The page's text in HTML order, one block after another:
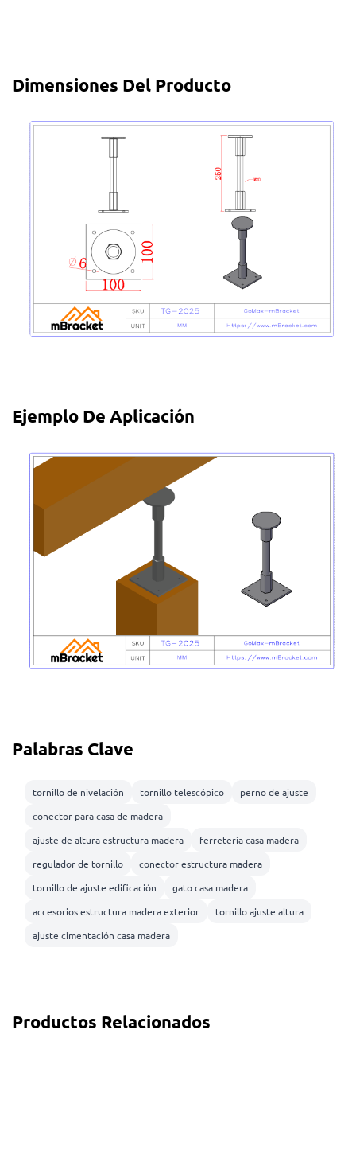
Dimensiones Del Producto
Ejemplo De Aplicación
Palabras Clave
tornillo de nivelación tornillo telescópico
perno de ajuste
conector para casa de madera
ajuste de altura estructura madera
ferretería casa madera
regulador de tornillo
conector estructura madera
tornillo de ajuste edificación
gato casa madera
accesorios estructura madera exterior
tornillo ajuste altura
ajuste cimentación casa madera
Productos Relacionados